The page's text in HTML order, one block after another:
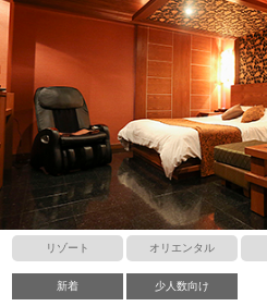
リゾート オリエンタル
新着 少人数向け